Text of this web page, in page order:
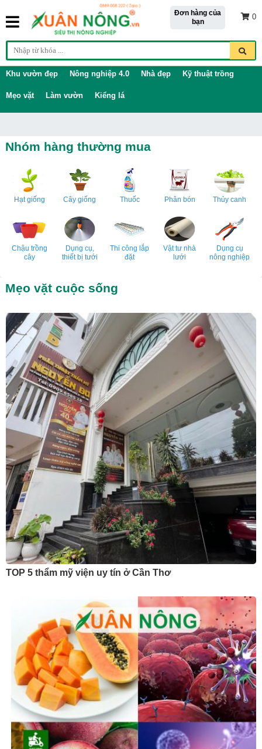
Đơn hàng của
bạn
0
Khu vườn đẹp Nông nghiệp 4.0 Nhà đẹp Kỹ thuật trồng
Mẹo vặt Làm vườn Kiểng lá
Nhóm hàng thường mua
Hạt giống Cây giống Thuốc Phân bón Thủy canh
Chậu trồng
cây
Dụng cụ,
thiết bị tưới
Thi công lắp
đặt
Vật tư nhà
lưới
Dụng cụ
nông nghiệp
Mẹo vặt cuộc sống
TOP 5 thẩm mỹ viện uy tín ở Cần Thơ